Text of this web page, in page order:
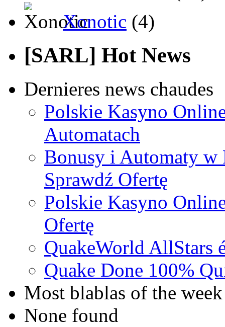
Xonotic (4)
[SARL] Hot News
Dernieres news chaudes
Polskie Kasyno
Automatach
Bonusy i Automaty w
Sprawdź Ofertę
Polskie Kasyno
Ofertę
QuakeWorld AllStars
Quake Done 100%
Most blablas of the week
None found